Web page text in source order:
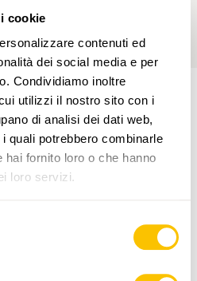
cookie
contenuti ed
dei social media e per
Condividiamo inoltre
utilizzi il nostro sito con i
di analisi dei dati web,
quali potrebbero combinarle
fornito loro o che hanno
loro servizi.